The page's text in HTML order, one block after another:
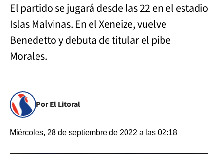
El partido se jugará desde las 22 en el estadio
Islas Malvinas. En el Xeneize, vuelve
Benedetto y debuta de titular el pibe
Morales.
Por El Litoral
Miércoles, 28 de septiembre de 2022 a las 02:18